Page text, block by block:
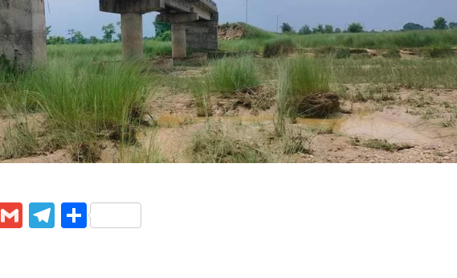
M
G
T
S